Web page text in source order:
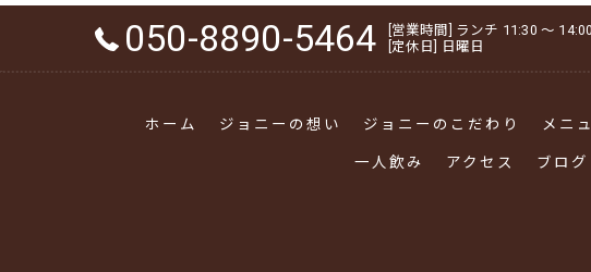
050-8890-5464
[営業時間] ランチ 11:30 ～
[定休日] 日曜日
ホーム ジョニーの想い ジョニーのこだわり メニ
一人飲み アクセス ブログ